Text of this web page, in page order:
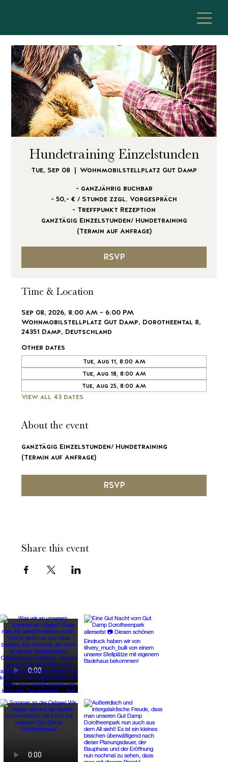
Hundetraining Einzelstunden
Tue, Sep 08
  |
Wohnmobilstellplatz Gut Damp
- ganzjährig buchbar
- 50,- € / Stunde zzgl. Vorgespräch
- Treffpunkt Rezeption
ganztägig Einzelstunden/ Hundetraining
(Termin auf Anfrage)
RSVP
Time & Location
Sep 08, 2026, 8:00 AM – 6:00 PM
Wohnmobilstellplatz Gut Damp, Dorotheental 8,
24351 Damp, Deutschland
Other dates
Tue, Aug 11, 8:00 AM
Tue, Aug 18, 8:00 AM
Tue, Aug 25, 8:00 AM
View all 43 dates
About the event
ganztägig Einzelstunden/ Hundetraining
(Termin auf Anfrage)
RSVP
Share this event